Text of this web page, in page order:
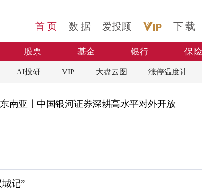
首 页 数 据 爱投顾 下 载
股票 基金 银行 保险
AI投研 VIP 大盘云图 涨停温度计
南亚丨中国银河证券深耕高水平对外开放
记”